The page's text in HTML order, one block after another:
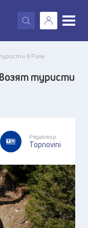
X
в Рила
туристи
Редактор:
Topnovini